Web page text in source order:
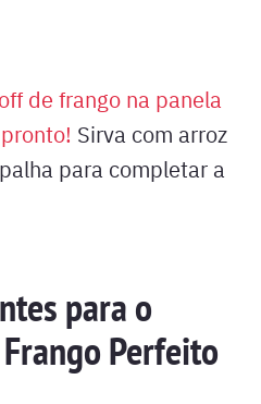
de frango na panela
Sirva com arroz
para completar a
para o
Perfeito